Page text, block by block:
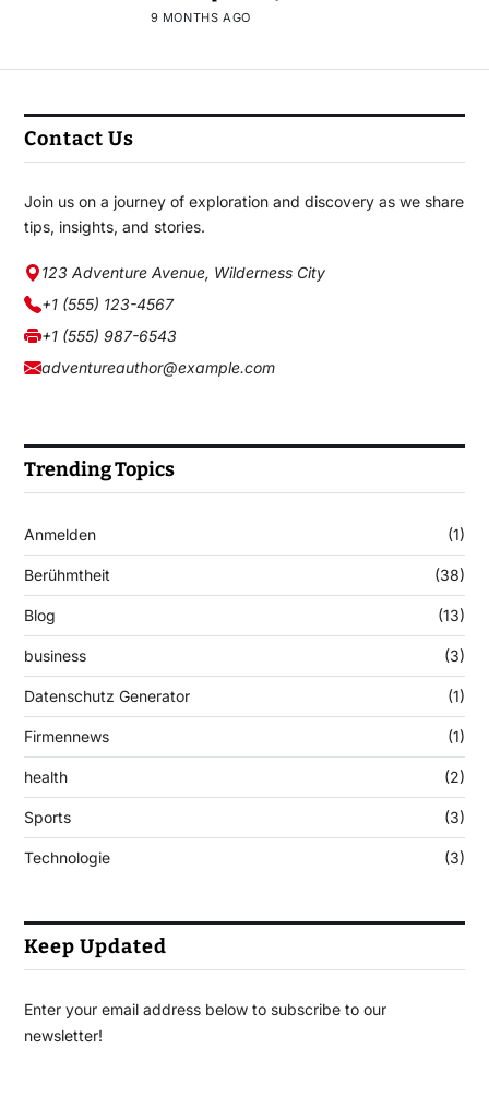
9 MONTHS AGO
Contact Us
Join us on a journey of exploration and discovery as we share
tips, insights, and stories.
123 Adventure Avenue, Wilderness City
+1 (555) 123-4567
+1 (555) 987-6543
adventureauthor@example.com
Trending Topics
Anmelden (1)
Berühmtheit (38)
Blog (13)
business (3)
Datenschutz Generator (1)
Firmennews (1)
health (2)
Sports (3)
Technologie (3)
Keep Updated
Enter your email address below to subscribe to our
newsletter!